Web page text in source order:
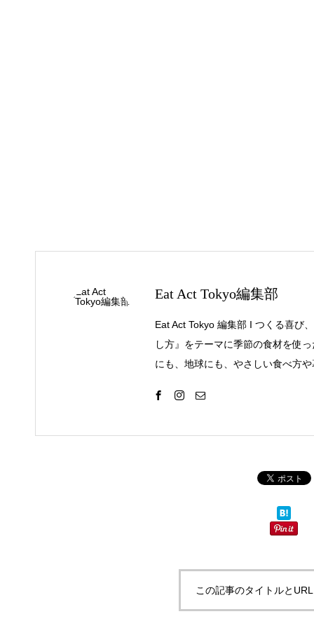
Eat Act Tokyo編集部
Eat Act Tokyo 編集部 I つくる喜び
し方』をテーマに季節の食材を使
にも、地球にも、やさしい食べ方
この記事のタイトルと